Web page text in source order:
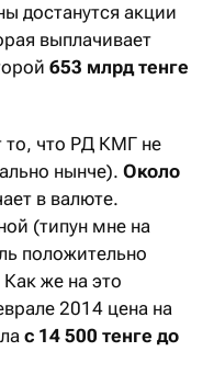
достанутся акции
выплачивает
653 млрд тенге
то, что РД КМГ не
нынче). Около
в валюте.
(типун мне на
положительно
же на это
2014 цена на
с 14 500 тенге до